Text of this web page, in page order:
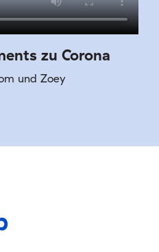
zu Corona
und Zoey